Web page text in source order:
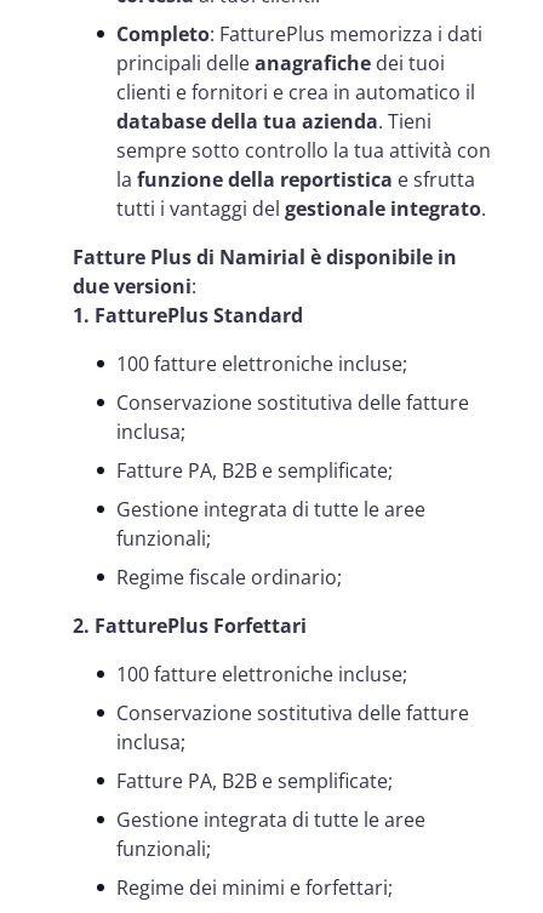
Completo: FatturePlus memorizza i dati
principali delleanagrafiche dei tuoi
clienti e fornitori e crea in automatico il
database della tua azienda. Tieni
sempre sotto controllo la tua attività con
la funzione della reportistica e sfrutta
tutti i vantaggi del gestionale integrato.
Fatture Plus di Namirial è disponibile in
due versioni:
1. FatturePlus Standard
100 fatture elettroniche incluse;
Conservazione sostitutiva delle fatture
inclusa;
Fatture PA, B2B e semplificate;
Gestione integrata di tutte le aree
funzionali;
Regime fiscale ordinario;
2. FatturePlus Forfettari
100 fatture elettroniche incluse;
Conservazione sostitutiva delle fatture
inclusa;
Fatture PA, B2B e semplificate;
Gestione integrata di tutte le aree
funzionali;
Regime dei minimi e forfettari;